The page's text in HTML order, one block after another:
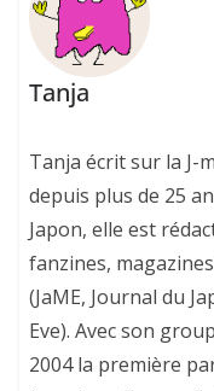
Tanja
Tanja écrit sur la J-
depuis plus de 25
Japon, elle est
fanzines,
(JaME, Journal du
Eve). Avec son
2004 la première